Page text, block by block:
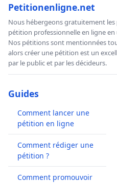
Petitionenligne.net
Nous hébergeons gratuitement
pétition professionnelle en ligne
Nos pétitions sont mentionnées
alors créer une pétition est un
par le public et par les décideurs.
Guides
Comment lancer une
pétition en ligne
Comment rédiger une
pétition ?
Comment promouvoir